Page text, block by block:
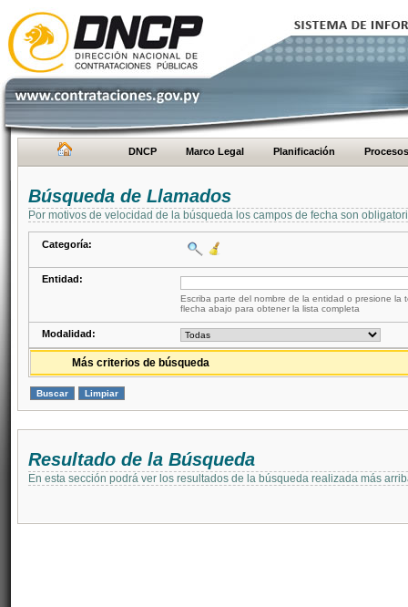
DNCP Marco Legal Planificación Procesos
Búsqueda de Llamados
Por motivos de velocidad de la búsqueda los campos de fecha son
Categoría:
Entidad:
Escriba parte del nombre de la entidad o presione la
flecha abajo para obtener la lista completa
Modalidad:
Más criterios de búsqueda
Resultado de la Búsqueda
En esta sección podrá ver los resultados de la búsqueda realizada más